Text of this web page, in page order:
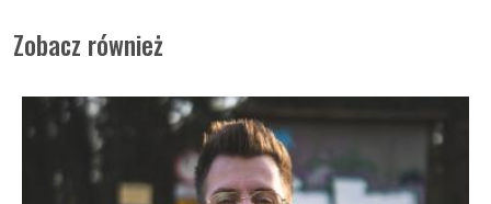
Zobacz również